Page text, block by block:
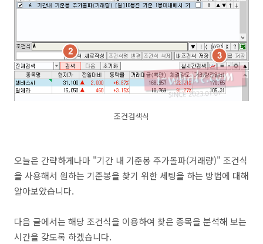
조건검색식
오늘은 간략하게나마 "기간 내 기준봉 주가돌파(거래량)" 조건식
을 사용해서 원하는 기준봉을 찾기 위한 세팅을 하는 방법에 대해
알아보았습니다.
다음 글에서는 해당 조건식을 이용하여 찾은 종목을 분석해 보는
시간을 갖도록 하겠습니다.